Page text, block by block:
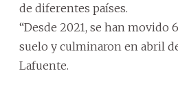
de diferentes países.
“Desde 2021, se han movido
suelo y culminaron en abril
Lafuente.